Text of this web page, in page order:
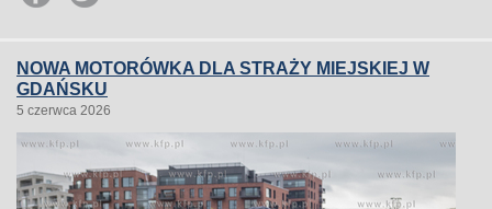
NOWA MOTORÓWKA DLA STRAŻY MIEJSKIEJ W
GDAŃSKU
5 czerwca 2026